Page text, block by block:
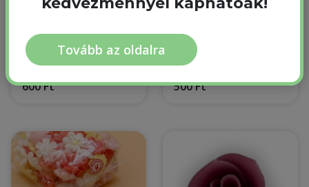
Marcipán Zöld
1 csomag
Raktáron
600 Ft
Marcipán Zöld
Minilevél 10 db 1
1 csomag
Raktáron
500 Ft
Tovább az oldalra